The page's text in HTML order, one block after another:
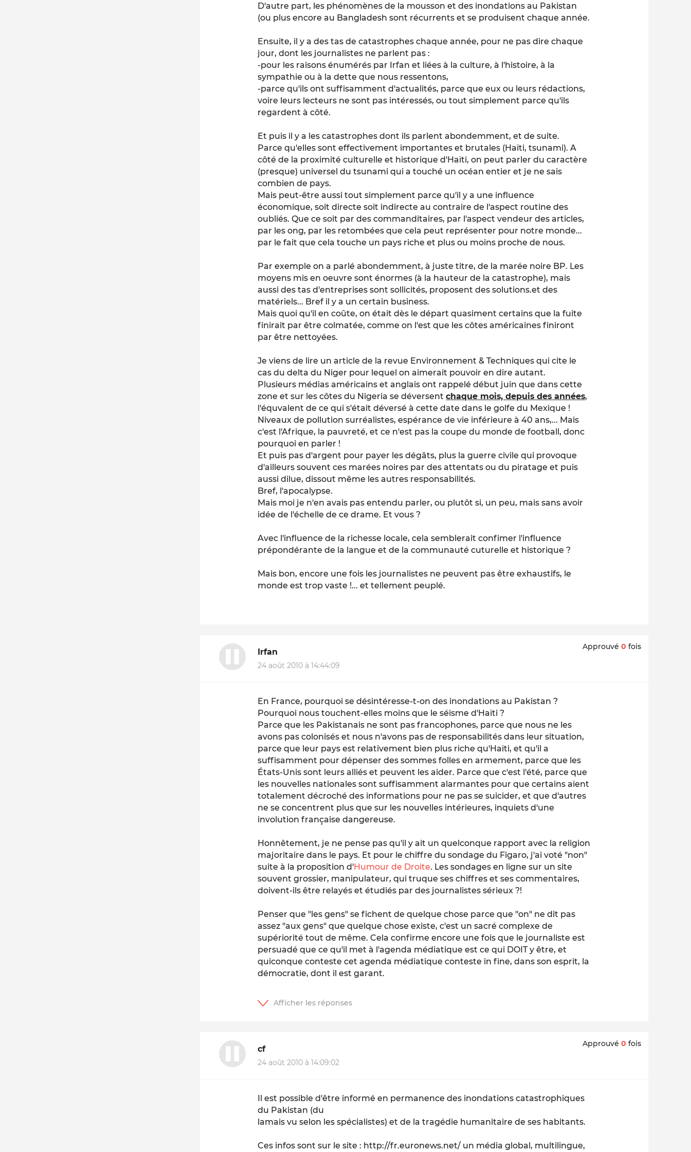
D'autre part, les phénomènes de la mousson et des inondations au Pakistan
(ou plus encore au Bangladesh sont récurrents et se produisent chaque année.
Ensuite, il y a des tas de catastrophes chaque année, pour ne pas dire chaque
jour, dont les journalistes ne parlent pas :
-pour les raisons énumérés par Irfan et liées à la culture, à l'histoire, à la
sympathie ou à la dette que nous ressentons,
-parce qu'ils ont suffisamment d'actualités, parce que eux ou leurs rédactions,
voire leurs lecteurs ne sont pas intéressés, ou tout simplement parce qu'ils
regardent à côté.
Et puis il y a les catastrophes dont ils parlent abondemment, et de suite.
Parce qu'elles sont effectivement importantes et brutales (Haïti, tsunami). A
côté de la proximité culturelle et historique d'Haïti, on peut parler du caractère
(presque) universel du tsunami qui a touché un océan entier et je ne sais
combien de pays.
Mais peut-être aussi tout simplement parce qu'il y a une influence
économique, soit directe soit indirecte au contraire de l'aspect routine des
oubliés. Que ce soit par des commanditaires, par l'aspect vendeur des articles,
par les ong, par les retombées que cela peut représenter pour notre monde...
par le fait que cela touche un pays riche et plus ou moins proche de nous.
Par exemple on a parlé abondemment, à juste titre, de la marée noire BP. Les
moyens mis en oeuvre sont énormes (à la hauteur de la catastrophe), mais
aussi des tas d'entreprises sont sollicités, proposent des solutions.et des
matériels... Bref il y a un certain business.
Mais quoi qu'il en coûte, on était dès le départ quasiment certains que la fuite
finirait par être colmatée, comme on l'est que les côtes américaines finiront
par être nettoyées.
Je viens de lire un article de la revue Environnement & Techniques qui cite le
cas du delta du Niger pour lequel on aimerait pouvoir en dire autant.
Plusieurs médias américains et anglais ont rappelé début juin que dans cette
zone et sur les côtes du Nigeria se déversentchaque mois, depuis des années,
l'équvalent de ce qui s'était déversé à cette date dans le golfe du Mexique !
Niveaux de pollution surréalistes, espérance de vie inférieure à 40 ans,... Mais
c'est l'Afrique, la pauvreté, et ce n'est pas la coupe du monde de football, donc
pourquoi en parler !
Et puis pas d'argent pour payer les dégâts, plus la guerre civile qui provoque
d'ailleurs souvent ces marées noires par des attentats ou du piratage et puis
aussi dilue, dissout même les autres responsabilités.
Bref, l'apocalypse.
Mais moi je n'en avais pas entendu parler, ou plutôt si, un peu, mais sans avoir
idée de l'échelle de ce drame. Et vous ?
Avec l'influence de la richesse locale, cela semblerait confimer l'influence
prépondérante de la langue et de la communauté cuturelle et historique ?
Mais bon, encore une fois les journalistes ne peuvent pas être exhaustifs, le
monde est trop vaste !... et tellement peuplé.
Irfan
24 août 2010 à 14:44:09
Approuvé 0 fois
En France, pourquoi se désintéresse-t-on des inondations au Pakistan ?
Pourquoi nous touchent-elles moins que le séisme d'Haïti ?
Parce que les Pakistanais ne sont pas francophones, parce que nous ne les
avons pas colonisés et nous n'avons pas de responsabilités dans leur situation,
parce que leur pays est relativement bien plus riche qu'Haïti, et qu'il a
suffisamment pour dépenser des sommes folles en armement, parce que les
États-Unis sont leurs alliés et peuvent les aider. Parce que c'est l'été, parce que
les nouvelles nationales sont suffisamment alarmantes pour que certains aient
totalement décroché des informations pour ne pas se suicider, et que d'autres
ne se concentrent plus que sur les nouvelles intérieures, inquiets d'une
involution française dangereuse.
Honnêtement, je ne pense pas qu'il y ait un quelconque rapport avec la religion
majoritaire dans le pays. Et pour le chiffre du sondage du Figaro, j'ai voté "non"
suite à la proposition d'Humour de Droite. Les sondages en ligne sur un site
souvent grossier, manipulateur, qui truque ses chiffres et ses commentaires,
doivent-ils être relayés et étudiés par des journalistes sérieux ?!
Penser que "les gens" se fichent de quelque chose parce que "on" ne dit pas
assez "aux gens" que quelque chose existe, c'est un sacré complexe de
supériorité tout de même. Cela confirme encore une fois que le journaliste est
persuadé que ce qu'il met à l'agenda médiatique est ce qui DOIT y être, et
quiconque conteste cet agenda médiatique conteste in fine, dans son esprit, la
démocratie, dont il est garant.
cf
24 août 2010 à 14:09:02
Approuvé 0 fois
Il est possible d'être informé en permanence des inondations catastrophiques
du Pakistan (du
lamais vu selon les spécialistes) et de la tragédie humanitaire de ses habitants.
Ces infos sont sur le site : http://fr.euronews.net/ un média global, multilingue,